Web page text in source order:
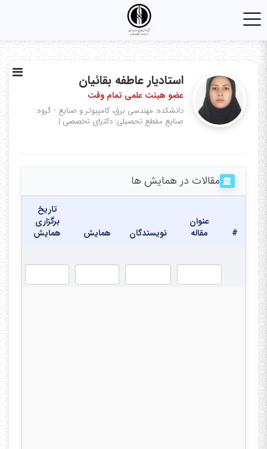
Toggle
navigation
استادیار ﻋﺎﻃﻔﻪ ﺑﻘﺎﺋﯿﺎن
عضو هیئت علمی تمام وقت
دانشکده: مهندسی برق، کامپیوتر و صنایع - گروه:
صنايع مقطع تحصیلی: دکترای تخصصی |
مقالات در همایش ها
#
عنوان
مقاله
نویسندگان همایش
تاریخ
برگزاری
همایش